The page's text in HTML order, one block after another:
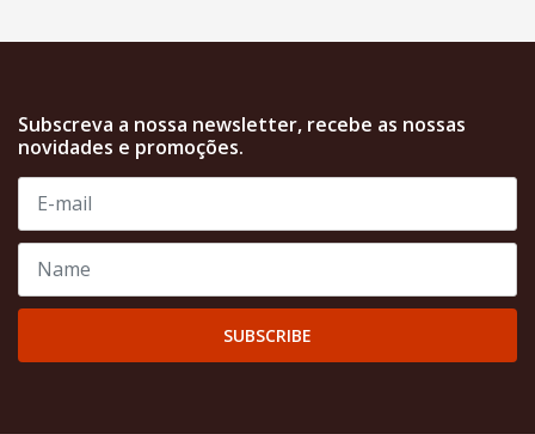
Subscreva a nossa newsletter, recebe as nossas
novidades e promoções.
SUBSCRIBE